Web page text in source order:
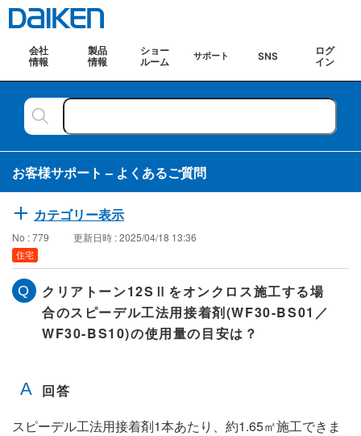
会社
情報
製品
情報
ショー
ルーム
サポート SNS
ログ
イン
お客様サポート – よくあるご質問
カテゴリー表示
No : 779 更新日時 : 2025/04/18 13:36
住宅
クリアトーン12SⅡをオンクロス施工する場
合のスピーデル工法用接着剤(WF30-BS01／
WF30-BS10)の使用量の目安は？
スピーデル工法用接着剤1本あたり、約1.65㎡施工できま